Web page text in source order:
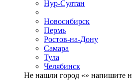
Нур-Султан
Новосибирск
Пермь
Ростов-на-Дону
Самара
Тула
Челябинск
Не нашли город «» напишите